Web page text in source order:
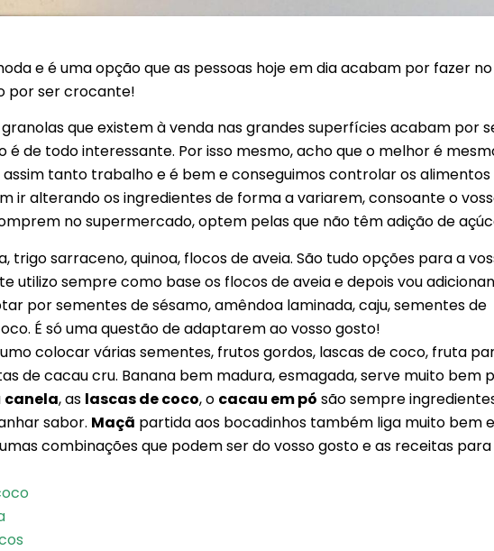
e é uma opção que as pessoas hoje em dia acabam por fazer
por ser crocante!
que existem à venda nas grandes superfícies acabam por
é de todo interessante. Por isso mesmo, acho que o melhor é
assim tanto trabalho e é bem e conseguimos controlar os alimentos
ir alterando os ingredientes de forma a variarem, consoante o
no supermercado, optem pelas que não têm adição de
trigo sarraceno, quinoa, flocos de aveia. São tudo opções para a
utilizo sempre como base os flocos de aveia e depois vou
por sementes de sésamo, amêndoa laminada, caju, sementes de
É só uma questão de adaptarem ao vosso gosto!
colocar várias sementes, frutos gordos, lascas de coco, fruta
de cacau cru. Banana bem madura, esmagada, serve muito bem
canela, as lascas de coco, o cacau em pó são sempre
sabor. Maçã partida aos bocadinhos também liga muito bem
combinações que podem ser do vosso gosto e as receitas para